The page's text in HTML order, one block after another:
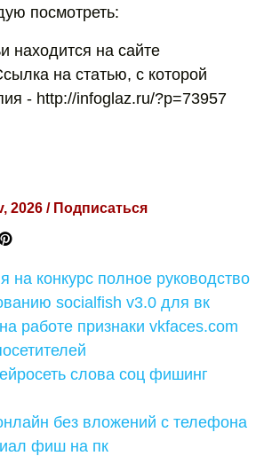
посмотреть:
находится на сайте
на статью, с которой
- http://infoglaz.ru/?p=73957
2026 / Подписаться
на конкурс полное руководство
socialfish v3.0 для вк
работе признаки vkfaces.com
слова соц фишинг
без вложений с телефона
фиш на пк